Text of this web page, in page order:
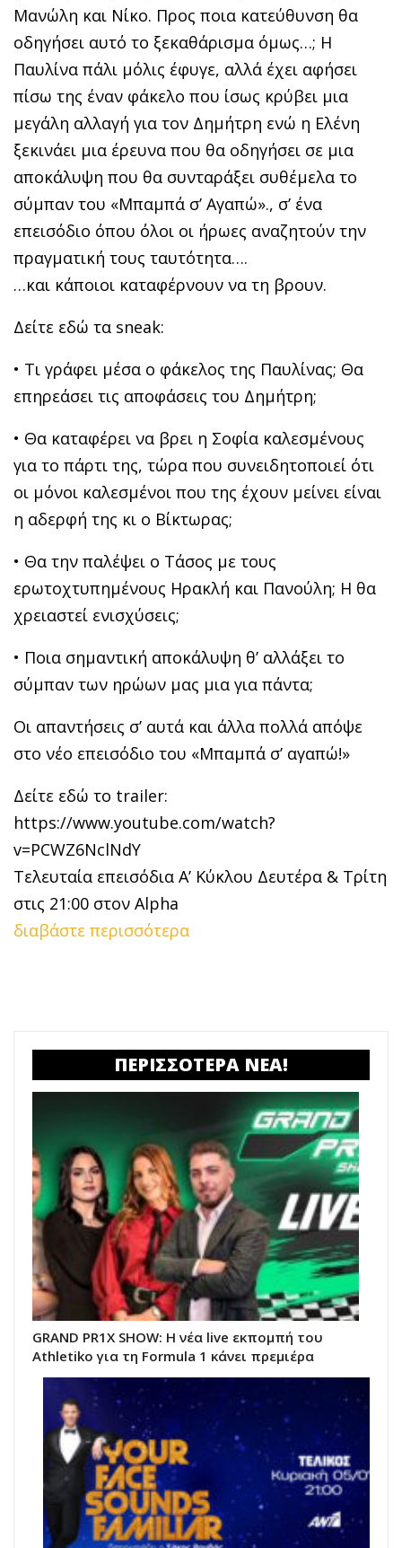
Μανώλη και Νίκο. Προς ποια κατεύθυνση θα
οδηγήσει αυτό το ξεκαθάρισμα όμως…; Η
Παυλίνα πάλι μόλις έφυγε, αλλά έχει αφήσει
πίσω της έναν φάκελο που ίσως κρύβει μια
μεγάλη αλλαγή για τον Δημήτρη ενώ η Ελένη
ξεκινάει μια έρευνα που θα οδηγήσει σε μια
αποκάλυψη που θα συνταράξει συθέμελα το
σύμπαν του «Μπαμπά σ’ Αγαπώ»., σ’ ένα
επεισόδιο όπου όλοι οι ήρωες αναζητούν την
πραγματική τους ταυτότητα….
…και κάποιοι καταφέρνουν να τη βρουν.
Δείτε εδώ τα sneak:
• Tι γράφει μέσα ο φάκελος της Παυλίνας; Θα
επηρεάσει τις αποφάσεις του Δημήτρη;
• Θα καταφέρει να βρει η Σοφία καλεσμένους
για το πάρτι της, τώρα που συνειδητοποιεί ότι
οι μόνοι καλεσμένοι που της έχουν μείνει είναι
η αδερφή της κι ο Βίκτωρας;
• Θα την παλέψει ο Τάσος με τους
ερωτοχτυπημένους Ηρακλή και Πανούλη; Η θα
χρειαστεί ενισχύσεις;
• Ποια σημαντική αποκάλυψη θ’ αλλάξει το
σύμπαν των ηρώων μας μια για πάντα;
Οι απαντήσεις σ’ αυτά και άλλα πολλά απόψε
στο νέο επεισόδιο του «Μπαμπά σ’ αγαπώ!»
Δείτε εδώ το trailer:
https://www.youtube.com/watch?
v=PCWZ6NclNdY
Τελευταία επεισόδια Α’ Κύκλου Δευτέρα & Τρίτη
στις 21:00 στον Alpha
διαβάστε περισσότερα
ΠΕΡΙΣΣΟΤΕΡΑ ΝΕΑ!
GRAND PR1X SHOW: Η νέα live εκπομπή του
Athletiko για τη Formula 1 κάνει πρεμιέρα